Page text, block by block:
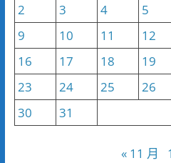
2
3 4 5
9
10 11 12
16
17 18 19
23
24 25 26
30
31
« 11 月